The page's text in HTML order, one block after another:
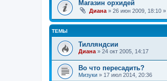
Магазин орхидей
Диана » 26 июн 2009, 18:10
ТЕМЫ
Тилляндсии
Диана » 24 окт 2005, 14:17
Во что пересадить?
Мизуки » 17 июл 2014, 20:36